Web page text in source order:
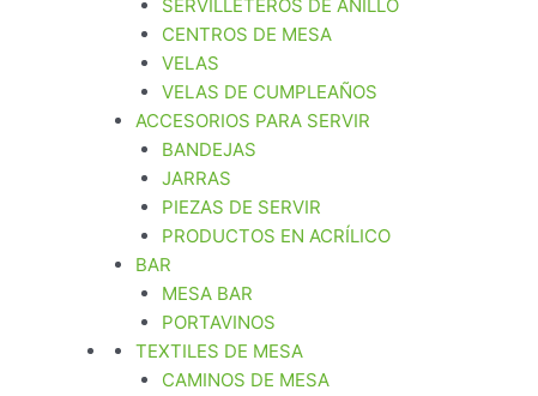
SERVILLETEROS DE ANILLO
CENTROS DE MESA
VELAS
VELAS DE CUMPLEAÑOS
ACCESORIOS PARA SERVIR
BANDEJAS
JARRAS
PIEZAS DE SERVIR
PRODUCTOS EN ACRÍLICO
BAR
MESA BAR
PORTAVINOS
TEXTILES DE MESA
CAMINOS DE MESA